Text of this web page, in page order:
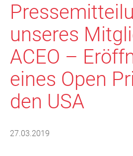
unseres
ACEO –
eines Open
den USA
27.03.2019